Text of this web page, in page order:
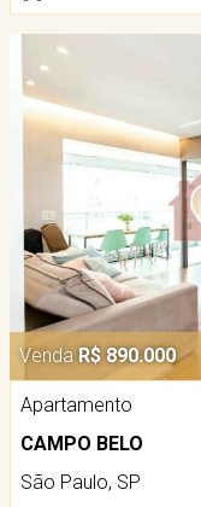
Venda R$ 890.000
Apartamento
CAMPO BELO
São Paulo, SP